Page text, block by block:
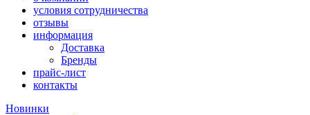
условия сотрудничества
отзывы
информация
Доставка
Бренды
прайс-лист
контакты
Новинки